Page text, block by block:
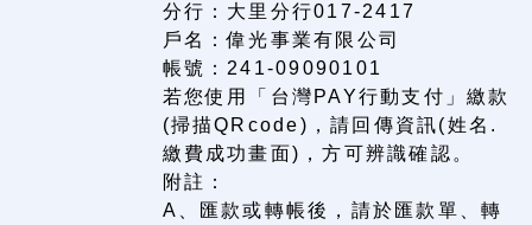
分行：大里分行017-2417
戶名：偉光事業有限公司
帳號：241-09090101
若您使用「台灣PAY行動支付」繳款
(掃描QRcode)，請回傳資訊(姓名.
繳費成功畫面)，方可辨識確認。
附註：
A、匯款或轉帳後，請於匯款單、轉